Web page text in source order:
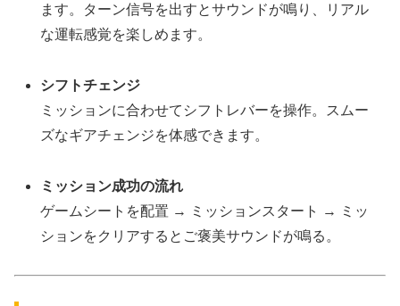
ます。ターン信号を出すとサウンドが鳴り、リアル
な運転感覚を楽しめます。
シフトチェンジ
ミッションに合わせてシフトレバーを操作。スムー
ズなギアチェンジを体感できます。
ミッション成功の流れ
ゲームシートを配置 → ミッションスタート → ミッ
ションをクリアするとご褒美サウンドが鳴る。